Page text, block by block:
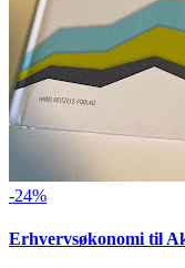
-24%
Erhvervsøkonomi til